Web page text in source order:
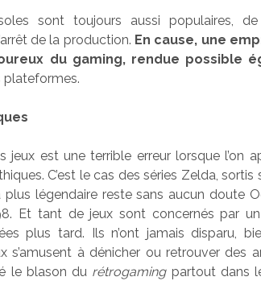
sont toujours aussi populaires,
de la production. En cause, une
du gaming, rendue possible
plateformes.
jeux est une terrible erreur lorsque l’on
C’est le cas des séries Zelda,
légendaire reste sans aucun doute
Et tant de jeux sont concernés par
plus tard. Ils n’ont jamais disparu,
s’amusent à dénicher ou retrouver des
le blason du rétrogamingpartout dans